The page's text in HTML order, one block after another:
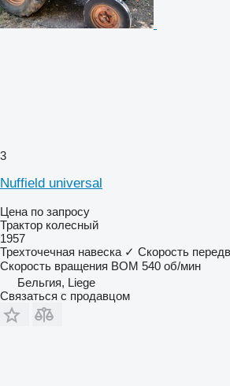
3
Nuffield universal
Цена по запросу
Трактор колесный
1957
Трехточечная навеска ✓ Скорость
Скорость вращения ВОМ 540 об/мин
Бельгия, Liege
Связаться с продавцом